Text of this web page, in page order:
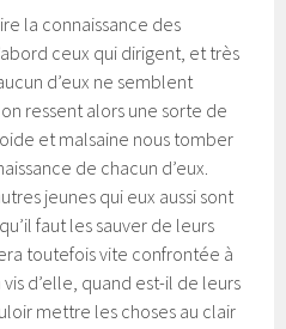
la connaissance des
ceux qui dirigent, et très
d’eux ne semblent
ressent alors une sorte de
et malsaine nous tomber
de chacun d’eux.
jeunes qui eux aussi sont
faut les sauver de leurs
toutefois vite confrontée à
d’elle, quand est-il de leurs
mettre les choses au clair